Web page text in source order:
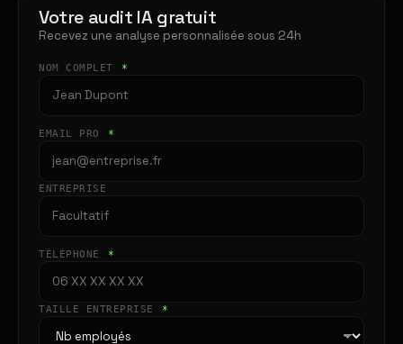
Votre audit IA gratuit
Recevez une analyse personnalisée sous 24h
NOM COMPLET *
EMAIL PRO *
ENTREPRISE
TÉLÉPHONE *
TAILLE ENTREPRISE *